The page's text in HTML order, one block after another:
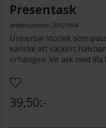
Presentask
Artikelnummer: 20121994
Universal storlek som
kanske ett vackert
örhängen. Vit ask med lila
39,50:-